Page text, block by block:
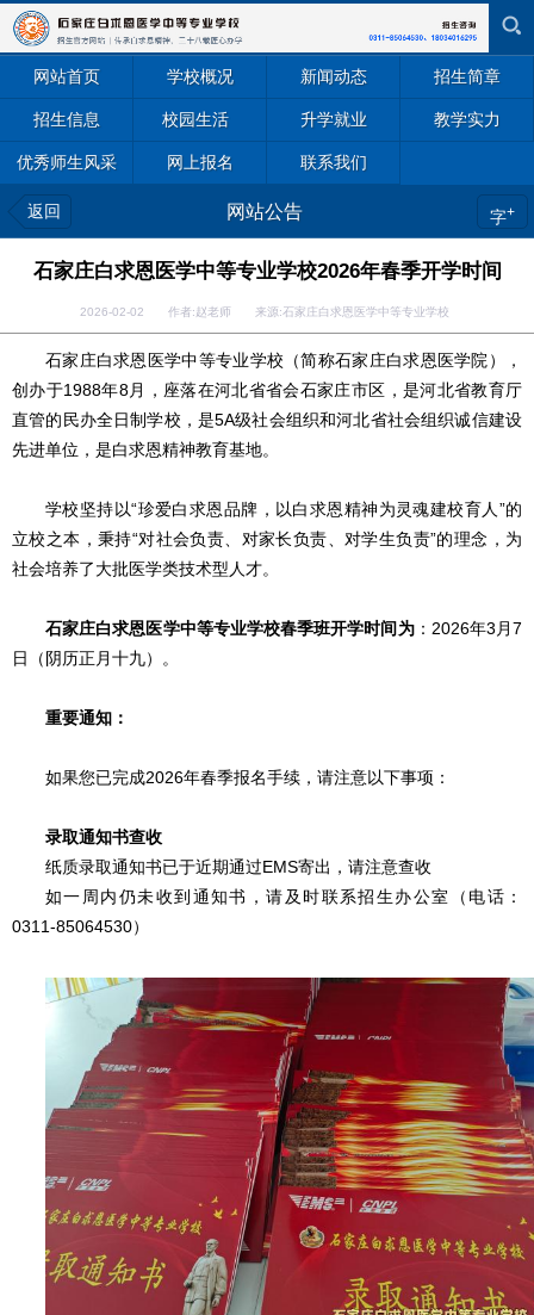
网站首页 学校概况 新闻动态 招生简章
招生信息 校园生活 升学就业 教学实力
优秀师生风采 网上报名 联系我们
返回 网站公告 字+
石家庄白求恩医学中等专业学校2026年春季开学时间
2026-02-02 作者:赵老师 来源:石家庄白求恩医学中等专业学校
石家庄白求恩医学中等专业学校（简称石家庄白求恩医学院），
创办于1988年8月，座落在河北省省会石家庄市区，是河北省教育厅
直管的民办全日制学校，是5A级社会组织和河北省社会组织诚信建设
先进单位，是白求恩精神教育基地。
学校坚持以“珍爱白求恩品牌，以白求恩精神为灵魂建校育人”的
立校之本，秉持“对社会负责、对家长负责、对学生负责”的理念，为
社会培养了大批医学类技术型人才。
石家庄白求恩医学中等专业学校春季班开学时间为：2026年3月7
日（阴历正月十九）。
重要通知：
如果您已完成2026年春季报名手续，请注意以下事项：
录取通知书查收
纸质录取通知书已于近期通过EMS寄出，请注意查收
如一周内仍未收到通知书，请及时联系招生办公室（电话：
0311-85064530）